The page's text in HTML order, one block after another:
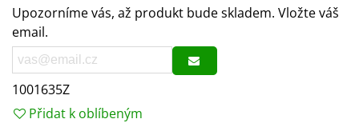
Upozorníme vás, až produkt bude skladem. Vložte váš
email.
1001635Z
Přidat k oblíbeným